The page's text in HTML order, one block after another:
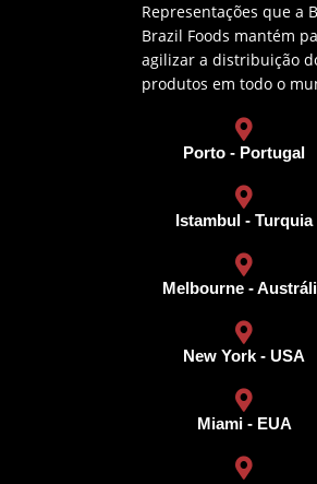
Representações que a
Brazil Foods mantém
agilizar a distribuição
produtos em todo o
Porto - Portugal
Istambul - Turquia
Melbourne -
New York - USA
Miami - EUA